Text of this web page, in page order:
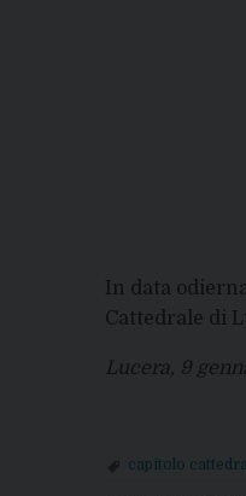
In data
Cattedrale di
Lucera, 9
capitolo